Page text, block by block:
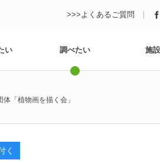
>>>よくあるご質問
い 調べたい 施
体「植物画を描く会」
く